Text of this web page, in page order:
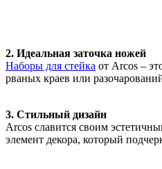
2. Идеальная заточка ножей
Наборы для стейка от Arcos –
рваных краев или
3. Стильный дизайн
Arcos славится своим
элемент декора, который